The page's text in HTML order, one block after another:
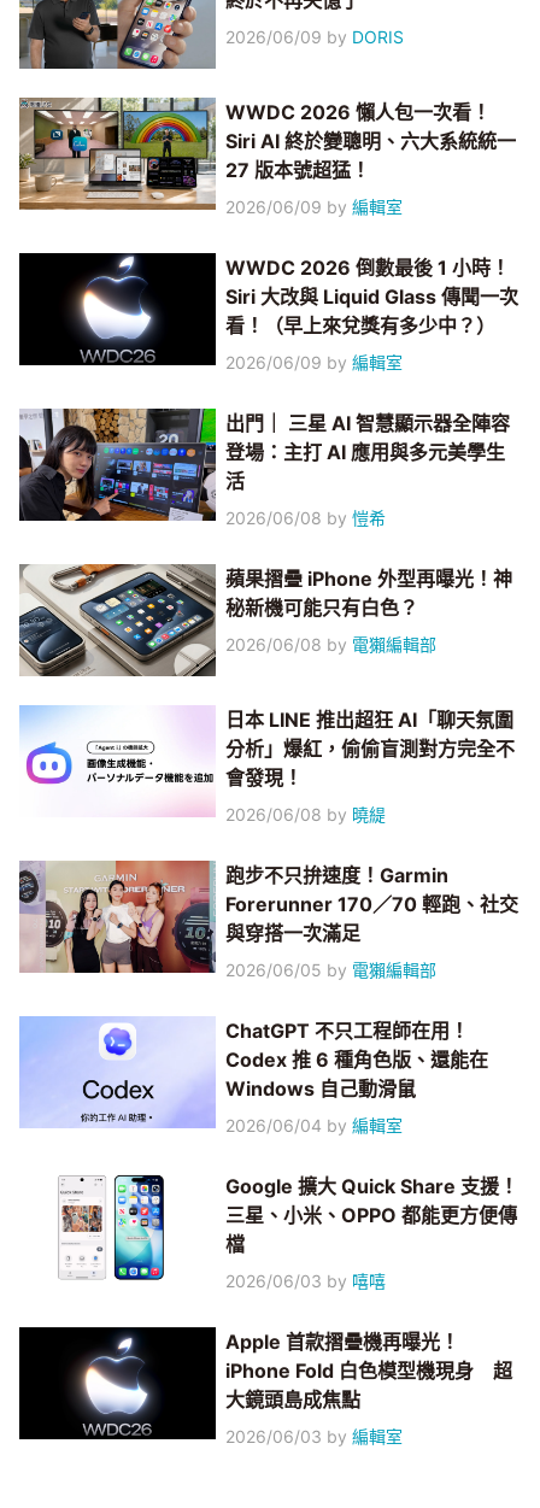
2026/06/09 by DORIS
WWDC 2026 懶人包一次看！
Siri AI 終於變聰明、六大系統統一
27 版本號超猛！
2026/06/09 by編輯室
WWDC 2026 倒數最後 1 小時！
Siri 大改與 Liquid Glass 傳聞一次
看！（早上來兌獎有多少中？）
2026/06/09 by編輯室
出門｜ 三星 AI 智慧顯示器全陣容
登場：主打 AI 應用與多元美學生
活
2026/06/08 by愷希
蘋果摺疊 iPhone 外型再曝光！神
秘新機可能只有白色？
2026/06/08 by 電獺編輯部
日本 LINE 推出超狂 AI「聊天氛圍
分析」爆紅，偷偷盲測對方完全不
會發現！
2026/06/08 by 曉緹
跑步不只拚速度！Garmin
Forerunner 170／70 輕跑、社交
與穿搭一次滿足
2026/06/05 by 電獺編輯部
ChatGPT 不只工程師在用！
Codex 推 6 種角色版、還能在
Windows 自己動滑鼠
2026/06/04 by編輯室
Google 擴大 Quick Share 支援！
三星、小米、OPPO 都能更方便傳
檔
2026/06/03 by 嘻嘻
Apple 首款摺疊機再曝光！
iPhone Fold 白色模型機現身 超
大鏡頭島成焦點
2026/06/03 by編輯室